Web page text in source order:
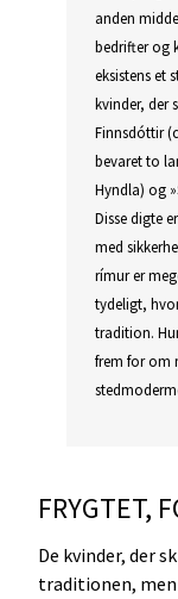
anden
bedrifter og
eksistens et
kvinder, der
Finnsdóttir
bevaret to
Hyndla) og
Disse digte
med
rímur er
tydeligt,
tradition.
frem for om
FRYGTET,
De kvinder, der
traditionen,